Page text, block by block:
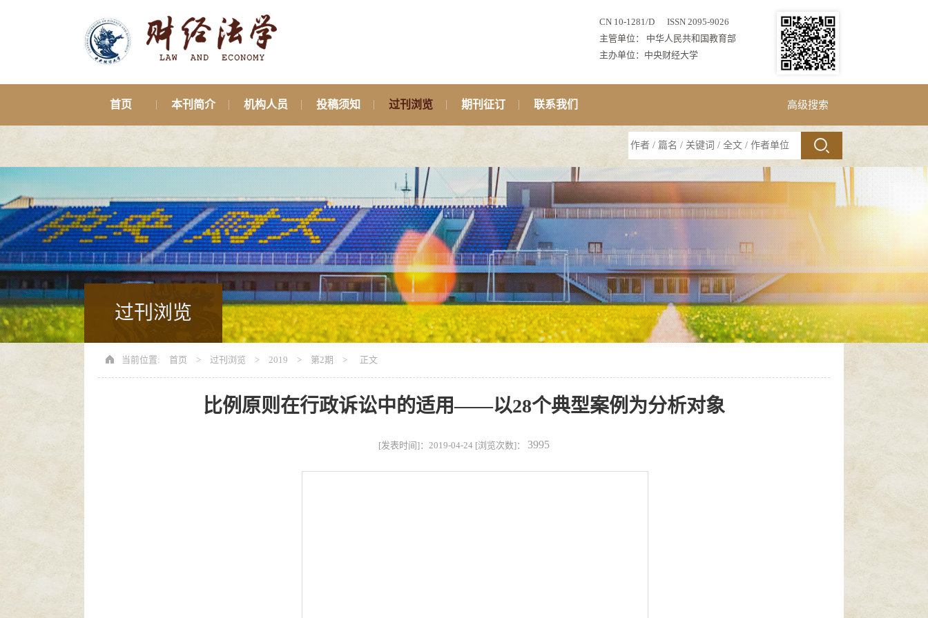
CN 10-1281/D ISSN 2095-9026
主管单位： 中华人民共和国教育部
主办单位：中央财经大学
首页 本刊简介 机构人员 投稿须知 过刊浏览 期刊征订 联系我们 高级搜索
过刊浏览
当前位置: 首页 > 过刊浏览 > 2019 > 第2期 > 正文
比例原则在行政诉讼中的适用——以28个典型案例为分析对象
[发表时间]：2019-04-24 [浏览次数]： 3995